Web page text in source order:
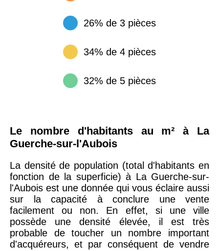
26% de 3 pièces
34% de 4 pièces
32% de 5 pièces
Le nombre d'habitants au m² à La
Guerche-sur-l'Aubois
La densité de population (total d'habitants en
fonction de la superficie) à La Guerche-sur-
l'Aubois est une donnée qui vous éclaire aussi
sur la capacité à conclure une vente
facilement ou non. En effet, si une ville
possède une densité élevée, il est très
probable de toucher un nombre important
d'acquéreurs, et par conséquent de vendre